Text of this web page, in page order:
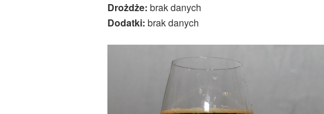
Drożdże: brak danych
Dodatki: brak danych